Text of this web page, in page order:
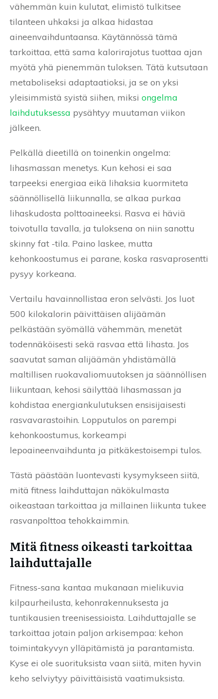
vähemmän kuin kulutat, elimistö tulkitsee
tilanteen uhkaksi ja alkaa hidastaa
aineenvaihduntaansa. Käytännössä tämä
tarkoittaa, että sama kalorirajotus tuottaa ajan
myötä yhä pienemmän tuloksen. Tätä kutsutaan
metaboliseksi adaptaatioksi, ja se on yksi
yleisimmistä syistä siihen, miksi ongelma
laihdutuksessa pysähtyy muutaman viikon
jälkeen.
Pelkällä dieetillä on toinenkin ongelma:
lihasmassan menetys. Kun kehosi ei saa
tarpeeksi energiaa eikä lihaksia kuormiteta
säännöllisellä liikunnalla, se alkaa purkaa
lihaskudosta polttoaineeksi. Rasva ei häviä
toivotulla tavalla, ja tuloksena on niin sanottu
skinny fat -tila. Paino laskee, mutta
kehonkoostumus ei parane, koska rasvaprosentti
pysyy korkeana.
Vertailu havainnollistaa eron selvästi. Jos luot
500 kilokalorin päivittäisen alijäämän
pelkästään syömällä vähemmän, menetät
todennäköisesti sekä rasvaa että lihasta. Jos
saavutat saman alijäämän yhdistämällä
maltillisen ruokavaliomuutoksen ja säännöllisen
liikuntaan, kehosi säilyttää lihasmassan ja
kohdistaa energiankulutuksen ensisijaisesti
rasvavarastoihin. Lopputulos on parempi
kehonkoostumus, korkeampi
lepoaineenvaihdunta ja pitkäkestoisempi tulos.
Tästä päästään luontevasti kysymykseen siitä,
mitä fitness laihduttajan näkökulmasta
oikeastaan tarkoittaa ja millainen liikunta tukee
rasvanpolttoa tehokkaimmin.
Mitä fitness oikeasti tarkoittaa
laihduttajalle
Fitness-sana kantaa mukanaan mielikuvia
kilpaurheilusta, kehonrakennuksesta ja
tuntikausien treenisessioista. Laihduttajalle se
tarkoittaa jotain paljon arkisempaa: kehon
toimintakyvyn ylläpitämistä ja parantamista.
Kyse ei ole suorituksista vaan siitä, miten hyvin
keho selviytyy päivittäisistä vaatimuksista.